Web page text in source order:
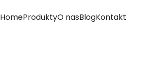
HomeProduktyO nasBlogKontakt